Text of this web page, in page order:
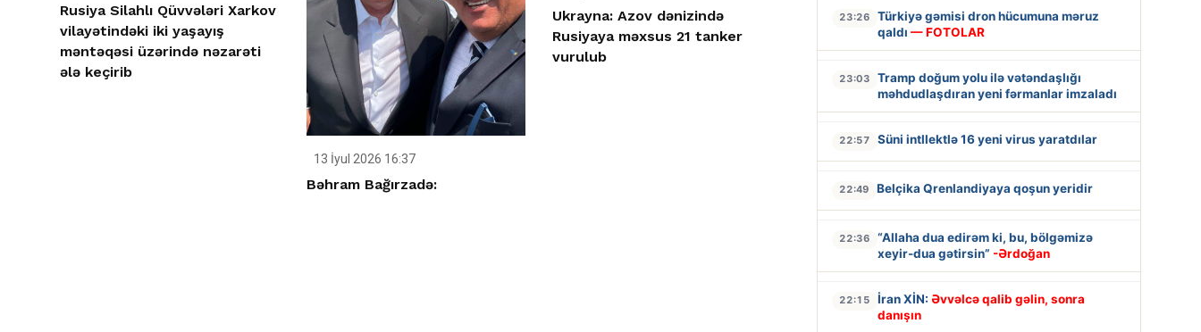
Rusiya Silahlı Qüvvələri Xarkov
vilayətindəki iki yaşayış
məntəqəsi üzərində nəzarəti
ələ keçirib
13 İyul 2026 16:37
Bəhram Bağırzadə:
Ukrayna: Azov dənizində
Rusiyaya məxsus 21 tanker
vurulub
23:26
Türkiyə gəmisi dron hücumuna məruz
qaldı — FOTOLAR
23:03
Tramp doğum yolu ilə vətəndaşlığı
məhdudlaşdıran yeni fərmanlar imzaladı
22:57 Süni intllektlə 16 yeni virus yaratdılar
22:49 Belçika Qrenlandiyaya qoşun yeridir
22:36
“Allaha dua edirəm ki, bu, bölgəmizə
xeyir-dua gətirsin” -Ərdoğan
22:15 İran XİN: Əvvəlcə qalib gəlin, sonra
danışın